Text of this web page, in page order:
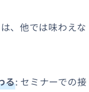
、他では味わえな
る: セミナーでの接